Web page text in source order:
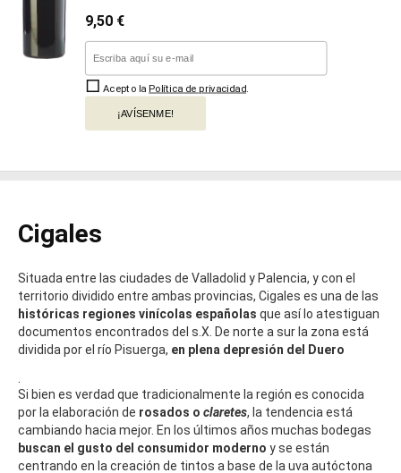
9,50 €
Acepto la Política de privacidad
¡AVÍSENME!
Cigales
Situada entre las ciudades de Valladolid y Palencia, y con el
territorio dividido entre ambas provincias, Cigales es una de las
históricas regiones vinícolas españolas que así lo atestiguan
documentos encontrados del s.X. De norte a sur la zona está
dividida por el río Pisuerga, en plena depresión del Duero
Si bien es verdad que tradicionalmente la región es conocida
por la elaboración de rosados o claretes, la tendencia está
cambiando hacia mejor. En los últimos años muchas bodegas
buscan el gusto del consumidor moderno y se están
centrando en la creación de tintos a base de la uva autóctona